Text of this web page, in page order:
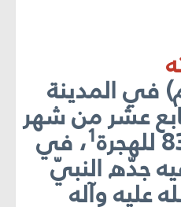
في المدينة
عشر من شهر
1، في
جدّه النبيّ
عليه وآله